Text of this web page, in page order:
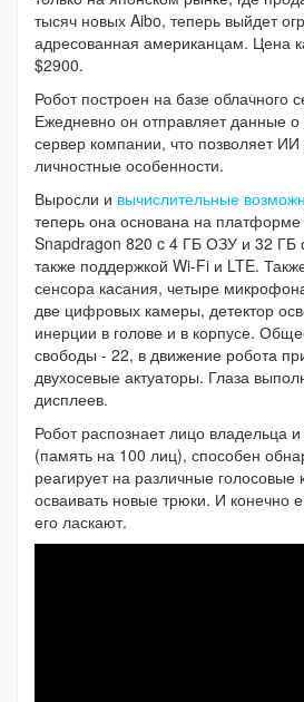
тысяч новых Aibo, теперь выйдет
адресованная американцам. Цена
$2900.
Робот построен на базе облачного
Ежедневно он отправляет данные о
сервер компании, что позволяет
личностные особенности.
Выросли и вычислительные
теперь она основана на
Snapdragon 820 c 4 ГБ ОЗУ и 32
также поддержкой Wi-Fi и LTE.
сенсора касания, четыре
две цифровых камеры, детектор
инерции в голове и в корпусе.
свободы - 22, в движение робота
двухосевые актуаторы. Глаза
дисплеев.
Робот распознает лицо владельца
(память на 100 лиц), способен
реагирует на различные
осваивать новые трюки. И конечно
его ласкают.